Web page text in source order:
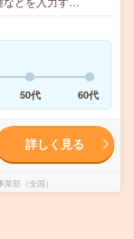
50代 60代
詳しく見る
部（全国）